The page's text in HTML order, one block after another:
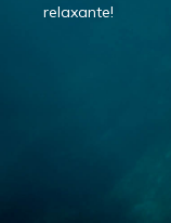
relaxante!